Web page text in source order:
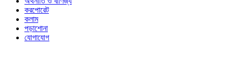
করপোরেট
কলাম
পড়াশোনা
যোগাযোগ